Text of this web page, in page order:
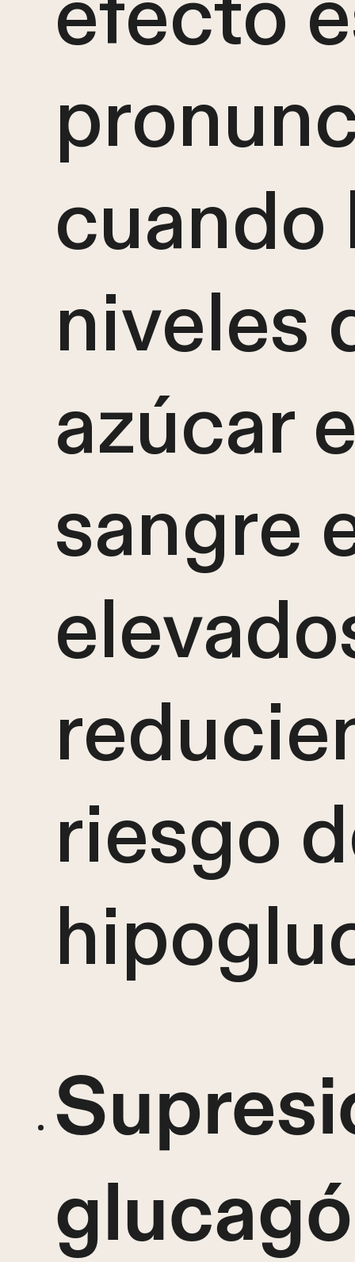
cuando
niveles
azúcar
sangre
riesgo